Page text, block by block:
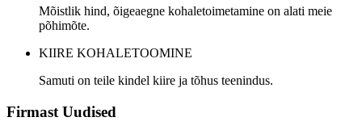
Mõistlik hind, õigeaegne kohaletoimetamine on alati meie
põhimõte.
KIIRE KOHALETOOMINE
Samuti on teile kindel kiire ja tõhus teenindus.
Firmast Uudised